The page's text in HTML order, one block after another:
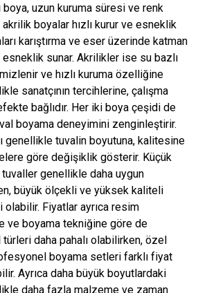
boya, uzun kuruma süresi ve renk
boyalar hızlı kurur ve esneklik
karıştırma ve eser üzerinde katman
sunar. Akrilikler ise su bazlı
ve hızlı kuruma özelliğine
sanatçının tercihlerine, çalışma
bağlıdır. Her iki boya çeşidi de
boyama deneyimini zenginleştirir.
genellikle tuvalin boyutuna, kalitesine
göre değişiklik gösterir. Küçük
genellikle daha uygun
büyük ölçekli ve yüksek kaliteli
Fiyatlar ayrıca resim
ve boyama tekniğine göre de
daha pahalı olabilirken, özel
boyama setleri farklı fiyat
Ayrıca daha büyük boyutlardaki
daha fazla malzeme ve zaman